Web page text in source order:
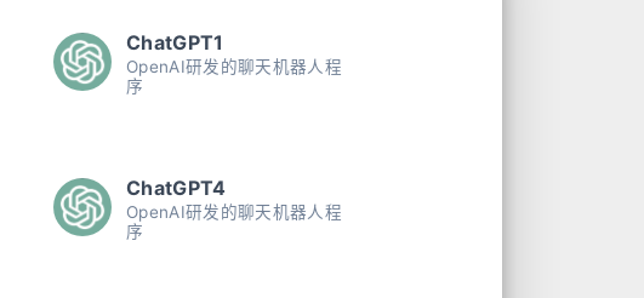
ChatGPT1
OpenAI研发的聊天机器人程
序
ChatGPT4
OpenAI研发的聊天机器人程
序